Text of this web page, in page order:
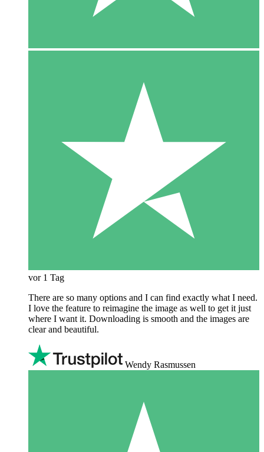
vor 1 Tag
There are so many options and I can find exactly what I need.
I love the feature to reimagine the image as well to get it just
where I want it. Downloading is smooth and the images are
clear and beautiful.
Wendy Rasmussen